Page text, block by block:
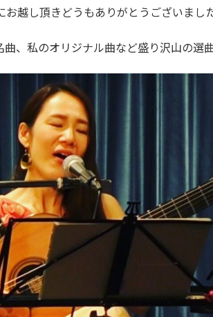
越し頂きどうもありがとうございました
、私のオリジナル曲など盛り沢山の選